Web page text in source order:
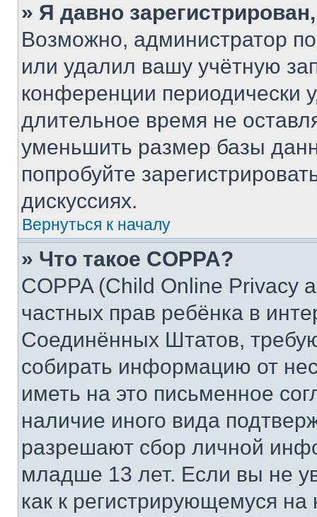
» Я давно
Возможно, администратор
или удалил вашу учётную
конференции периодически
длительное время не
уменьшить размер базы
попробуйте
дискуссиях.
Вернуться к началу
» Что такое COPPA?
COPPA (Child Online Privacy
частных прав ребёнка в
Соединённых Штатов,
собирать информацию от
иметь на это письменное
наличие иного вида
разрешают сбор личной
младше 13 лет. Если вы не
как к регистрирующемуся